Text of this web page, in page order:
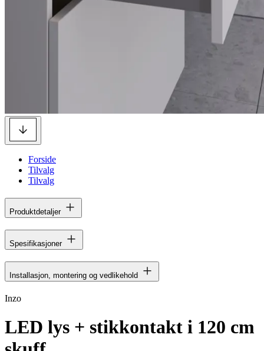
Forside
Tilvalg
Tilvalg
Produktdetaljer
Spesifikasjoner
Installasjon, montering og vedlikehold
Inzo
LED lys + stikkontakt i 120 cm